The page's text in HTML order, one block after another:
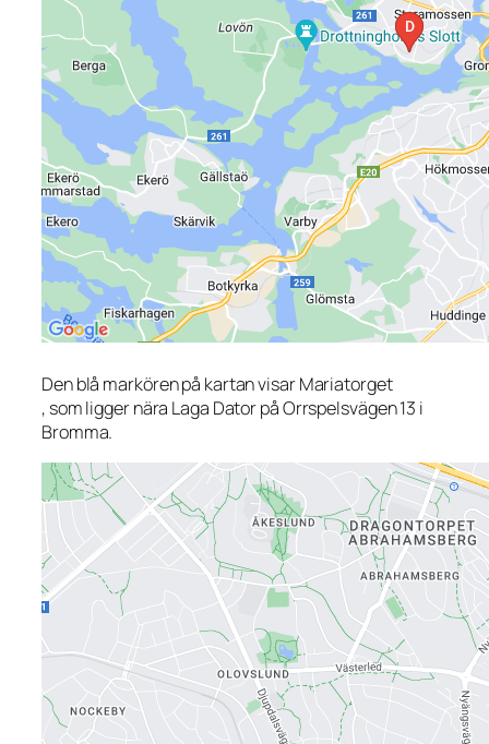
Den blå markören på kartan visar Mariatorget
, som ligger nära Laga Dator på Orrspelsvägen 13 i
Bromma.